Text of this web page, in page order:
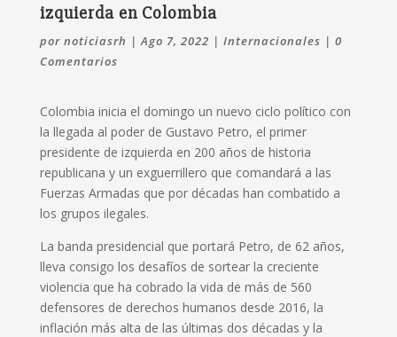
izquierda en Colombia
por noticiasrh |Ago 7, 2022 | Internacionales | 0
Comentarios
Colombia inicia el domingo un nuevo ciclo político con
la llegada al poder de Gustavo Petro, el primer
presidente de izquierda en 200 años de historia
republicana y un exguerrillero que comandará a las
Fuerzas Armadas que por décadas han combatido a
los grupos ilegales.
La banda presidencial que portará Petro, de 62 años,
lleva consigo los desafíos de sortear la creciente
violencia que ha cobrado la vida de más de 560
defensores de derechos humanos desde 2016, la
inflación más alta de las últimas dos décadas y la